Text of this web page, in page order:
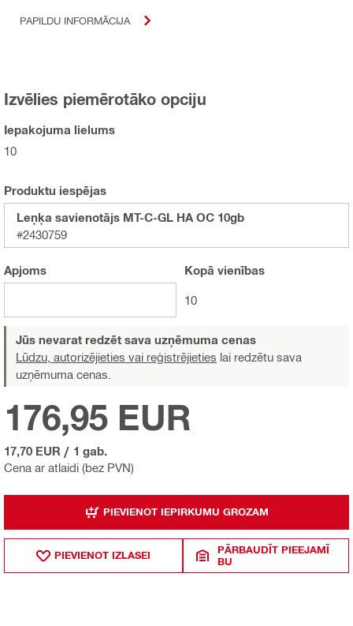
PAPILDU INFORMĀCIJA
Izvēlies piemērotāko opciju
Iepakojuma lielums
10
Produktu iespējas
Leņķa savienotājs MT-C-GL HA OC 10gb
#2430759
Apjoms Kopā vienības
10
Jūs nevarat redzēt sava uzņēmuma cenas
Lūdzu, autorizējieties vai reģistrējieties lai redzētu sava
uzņēmuma cenas.
Cena ar atlaidi (bez PVN)
176,95 EUR
17,70 EUR / 1 gab.
PIEVIENOT IEPIRKUMU GROZAM
PIEVIENOT IZLASEI
PĀRBAUDĪT PIEEJAMĪ
BU